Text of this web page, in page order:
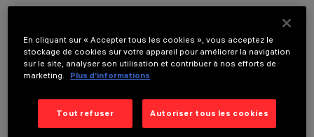
DONNÉES TECHNIQUES
DERNIÈRE MISE À JOUR: 06/08/2026
En cliquant sur « Accepter tous les cookies », vous acceptez le
stockage de cookies sur votre appareil pour améliorer la navigation
sur le site, analyser son utilisation et contribuer à nos efforts de
marketing.
Plus d’informations
Tout refuser Autoriser tous les cookies